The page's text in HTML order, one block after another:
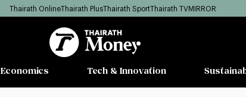
Thairath OnlineThairath PlusThairath SportThairath TVMIRROR
Economics Tech & Innovation